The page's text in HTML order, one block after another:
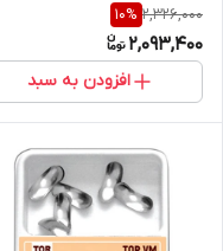
2,326,000
10%
2,093,400
افزودن به سبد